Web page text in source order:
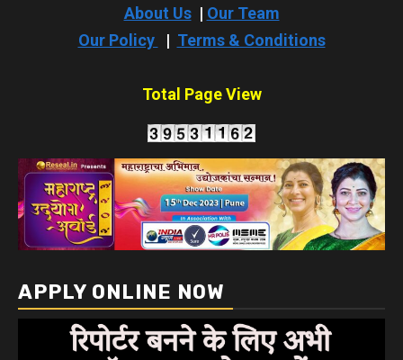
About Us| Our Team
Our Policy
| Terms & Conditions
Total Page View
APPLY ONLINE NOW